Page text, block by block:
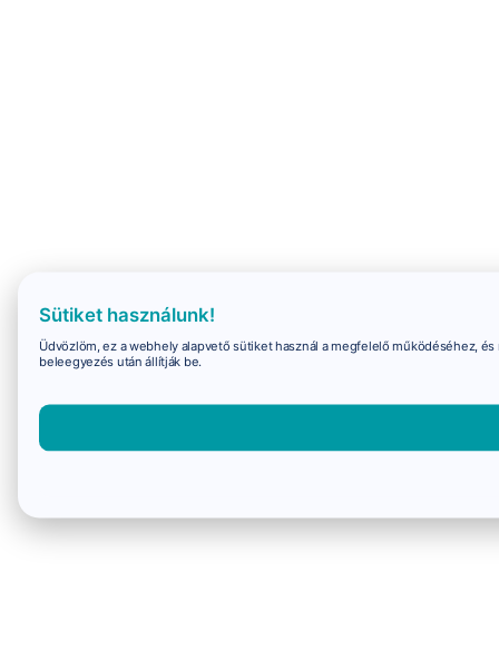
Sütiket használunk!
Üdvözlöm, ez a webhely alapvető sütiket használ a megfelelő működéséhez,
beleegyezés után állítják be.